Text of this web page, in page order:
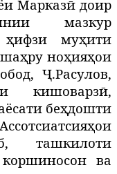
Марказӣ доир
мазкур
ҳифзи муҳити
ноҳияҳои
Ҷ.Расулов,
кишоварзӣ,
беҳдошти
ташкилоти
коршиносон ва